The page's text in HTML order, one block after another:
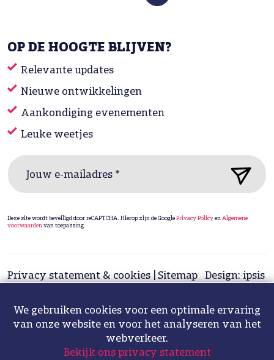
We gebruiken cookies voor een optimale ervaring
van onze website en voor het analyseren van het
webverkeer.
Bekijk ons privacy statement
OP DE HOOGTE BLIJVEN?
Relevante updates
Nieuwe ontwikkelingen
Aankondiging evenementen
Leuke weetjes
Jouw e-mailadres *
Deze site wordt beveiligd door reCAPTCHA. Hierop zijn de GooglePrivacy PolicyenAlgemene
voorwaardenvan toepassing.
Privacy statement & cookies Sitemap
Design: ipsis